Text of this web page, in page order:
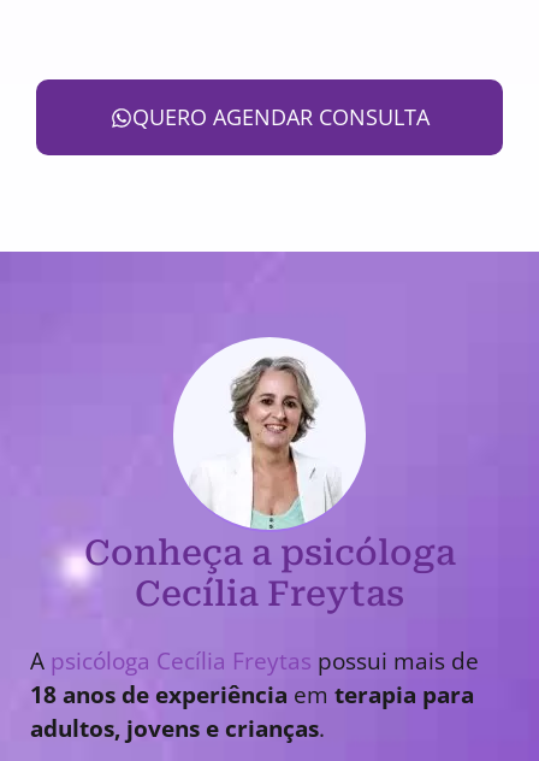
QUERO AGENDAR CONSULTA
Conheça a psicóloga
Cecília Freytas
A psicóloga Cecília Freytas possui mais de
18 anos de experiência em terapia para
adultos, jovens e crianças.